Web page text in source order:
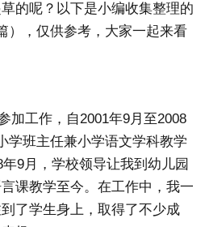
的呢？以下是小编收集整理的
），仅供参考，大家一起来看
加工作，自2001年9月至2008
学班主任兼小学语文学科教学
9月，学校领导让我到幼儿园
课教学至今。在工作中，我一
了学生身上，取得了不少成